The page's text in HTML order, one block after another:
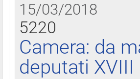
15/03/2018
5220
Camera: da
deputati